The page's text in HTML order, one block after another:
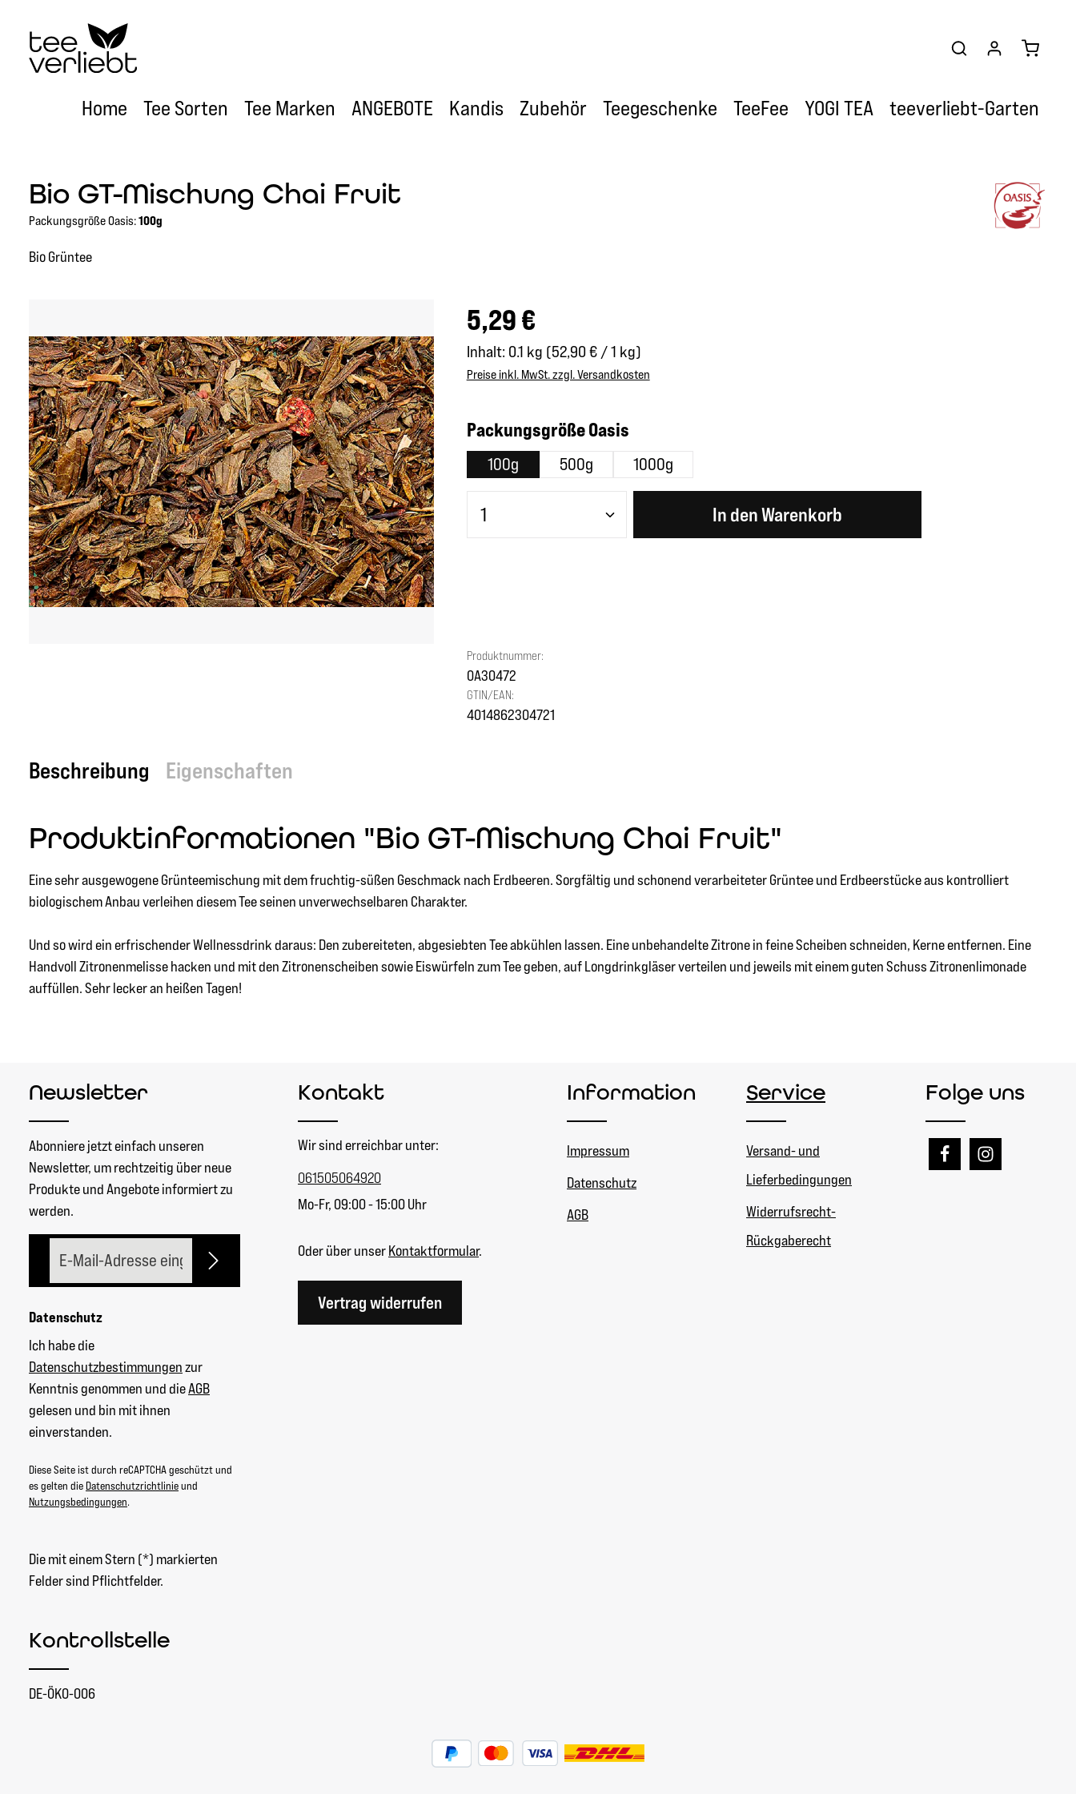
Hauptinhalt springen
Zur Hauptnavigation springen
Home Tee Sorten Tee Marken ANGEBOTE Kandis Zubehör Teegeschenke TeeFee YOGI TEA teeverliebt-Garten
Bio GT-Mischung Chai Fruit
Packungsgröße Oasis:100g
Bio Grüntee
Regulärer Preis:
5,29 €
Inhalt: 0.1 kg (52,90 € / 1 kg)
Preise inkl. MwSt. zzgl. Versandkosten
Packungsgröße Oasisauswählen
100g 500g 1000g
Produkt Anzahl: Gib den gewünschten Wert ein oder benutze die Schaltflächen
In den Warenkorb
Produktnummer:
OA30472
GTIN/EAN:
4014862304721
Beschreibung Eigenschaften
Produktinformationen "Bio GT-Mischung Chai Fruit"
Eine sehr ausgewogene Grünteemischung mit dem fruchtig-süßen Geschmack nach Erdbeeren. Sorgfältig und schonend verarbeiteter Grüntee und Erdbeerstücke aus kontrolliert
biologischem Anbau verleihen diesem Tee seinen unverwechselbaren Charakter.
Und so wird ein erfrischender Wellnessdrink daraus: Den zubereiteten, abgesiebten Tee abkühlen lassen. Eine unbehandelte Zitrone in feine Scheiben schneiden, Kerne entfernen. Eine
Handvoll Zitronenmelisse hacken und mit den Zitronenscheiben sowie Eiswürfeln zum Tee geben, auf Longdrinkgläser verteilen und jeweils mit einem guten Schuss Zitronenlimonade
auffüllen. Sehr lecker an heißen Tagen!
Newsletter
Abonniere jetzt einfach unseren
Newsletter, um rechtzeitig über neue
Produkte und Angebote informiert zu
werden.
Datenschutz
Ich habe die
Datenschutzbestimmungenzur
Kenntnis genommen und dieAGB
gelesen und bin mit ihnen
einverstanden.
Diese Seite ist durch reCAPTCHA geschützt und
es gelten die Datenschutzrichtlinieund
Nutzungsbedingungen.
Die mit einem Stern (*) markierten
Felder sind Pflichtfelder.
Kontakt
Wir sind erreichbar unter:
061505064920
Mo-Fr, 09:00 - 15:00 Uhr
Oder über unserKontaktformular.
Vertrag widerrufen
Information
Impressum
Datenschutz
AGB
Service
Versand- und
Lieferbedingungen
Widerrufsrecht-
Rückgaberecht
Folge uns
Kontrollstelle
DE-ÖKO-006